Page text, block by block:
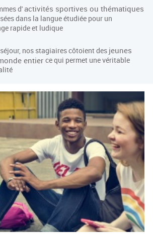
d'activités sportives ou thématiques
dans la langue étudiée pour un
rapide et ludique
nos stagiaires côtoient des jeunes
entier ce qui permet une véritable